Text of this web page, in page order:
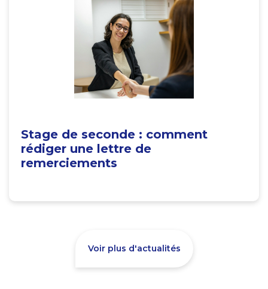
Stage de seconde : comment
rédiger une lettre de
remerciements
Voir plus d'actualités